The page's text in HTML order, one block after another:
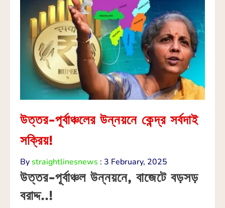
উত্তর-পূর্বাঞ্চলের উন্নয়নে কেন্দ্র সর্বদাই
সক্রিয়!
Bystraightlinesnews : 3 February, 2025
উত্তর-পূর্বাঞ্চল উন্নয়নে, বাজেটে বড়সড়
বরাদ্দ..!